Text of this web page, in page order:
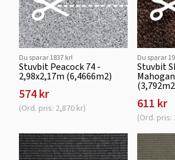
Du sparar 1837 kr!
Stuvbit Peacock 74 -
2,98x2,17m (6,4666m2)
574 kr
(Ord. pris: 2,870 kr)
Du sparar
Stuvbit
611 kr
(Ord. pris: